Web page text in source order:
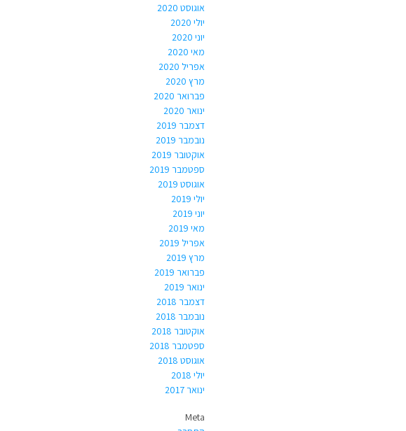
אוגוסט 2020
יולי 2020
יוני 2020
מאי 2020
אפריל 2020
מרץ 2020
פברואר 2020
ינואר 2020
דצמבר 2019
נובמבר 2019
אוקטובר 2019
ספטמבר 2019
אוגוסט 2019
יולי 2019
יוני 2019
מאי 2019
אפריל 2019
מרץ 2019
פברואר 2019
ינואר 2019
דצמבר 2018
נובמבר 2018
אוקטובר 2018
ספטמבר 2018
אוגוסט 2018
יולי 2018
ינואר 2017
Meta